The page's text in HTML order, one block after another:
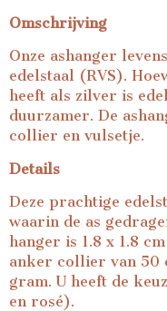
Omschrijving
Onze ashanger
edelstaal (RVS).
heeft als zilver is
duurzamer. De
collier en vulsetje.
Details
Deze prachtige
waarin de as
hanger is 1.8 x 1.8
anker collier van 50
gram. U heeft de
en rosé).